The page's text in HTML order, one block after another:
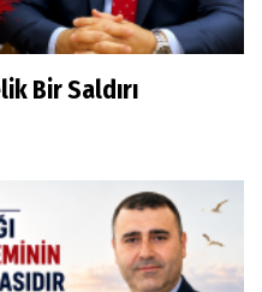
Bir Saldırı